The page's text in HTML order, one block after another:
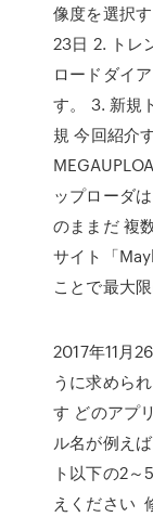
像度を選択
23日 2. トレ
ロードダイ
す。 3. 新規
規 今回紹介
ップローダ
のままだ 複
サイト「
ことで最大
2017年11月
うに求めら
す どのアプ
ル名が例え
ト以下の2
えください